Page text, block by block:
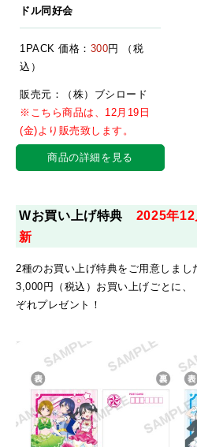
ドル同好会
1PACK 価格： 300円 （税
込）
販売元：（株）ブシロード
※こちら商品は、12月19日
(金)より販売致します。
商品の詳細を見る
Wお買い上げ特典 2025年
新
2種のお買い上げ特典をご用意しまし
3,000円（税込）お買い上げごとに
ぞれプレゼント！